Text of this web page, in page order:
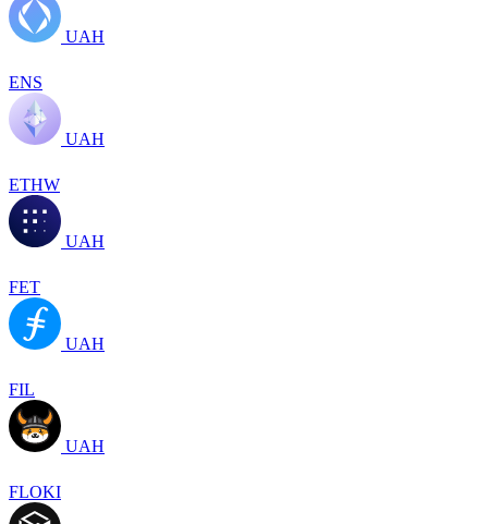
UAH
ENS
UAH
ETHW
UAH
FET
UAH
FIL
UAH
FLOKI